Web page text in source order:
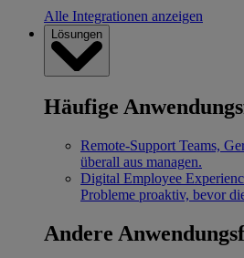
Alle Integrationen anzeigen
Lösungen
Häufige
Remote-Support Teams,
überall aus managen.
Digital Employee
Probleme proaktiv, bevor
Andere